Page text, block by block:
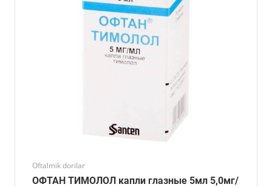
Oftalmik dorilar
ОФТАН ТИМОЛОЛ капли глазные 5мл 5,0мг/